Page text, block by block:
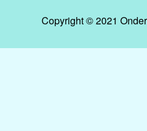
Copyright © 2021